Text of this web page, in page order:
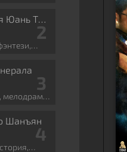
боевые
фэнтези
мелодрама,
Шанъян